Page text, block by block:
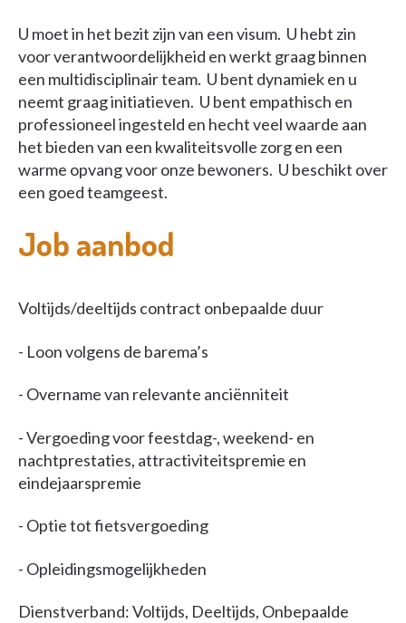
U moet in het bezit zijn van een visum. U hebt zin
voor verantwoordelijkheid en werkt graag binnen
een multidisciplinair team. U bent dynamiek en u
neemt graag initiatieven. U bent empathisch en
professioneel ingesteld en hecht veel waarde aan
het bieden van een kwaliteitsvolle zorg en een
warme opvang voor onze bewoners. U beschikt over
een goed teamgeest.
Job aanbod
Voltijds/deeltijds contract onbepaalde duur
- Loon volgens de barema’s
- Overname van relevante anciënniteit
- Vergoeding voor feestdag-, weekend- en
nachtprestaties, attractiviteitspremie en
eindejaarspremie
- Optie tot fietsvergoeding
- Opleidingsmogelijkheden
Dienstverband: Voltijds, Deeltijds, Onbepaalde